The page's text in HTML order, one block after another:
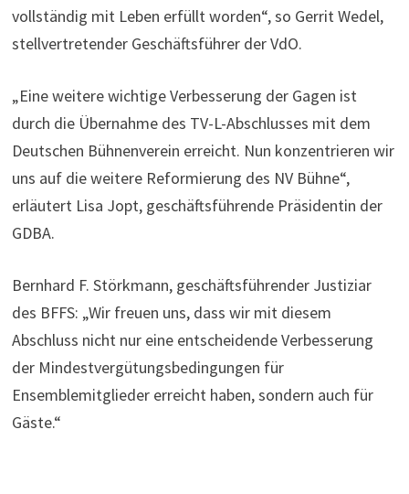
vollständig mit Leben erfüllt worden“, so Gerrit Wedel,
stellvertretender Geschäftsführer der VdO.
„Eine weitere wichtige Verbesserung der Gagen ist
durch die Übernahme des TV-L-Abschlusses mit dem
Deutschen Bühnenverein erreicht. Nun konzentrieren wir
uns auf die weitere Reformierung des NV Bühne“,
erläutert Lisa Jopt, geschäftsführende Präsidentin der
GDBA.
Bernhard F. Störkmann, geschäftsführender Justiziar
des BFFS: „Wir freuen uns, dass wir mit diesem
Abschluss nicht nur eine entscheidende Verbesserung
der Mindestvergütungsbedingungen für
Ensemblemitglieder erreicht haben, sondern auch für
Gäste.“